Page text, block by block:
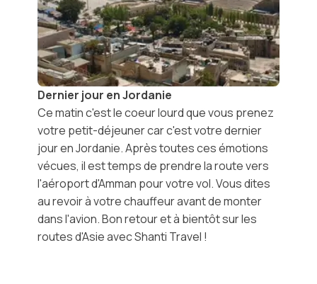
Dernier jour en Jordanie
Ce matin c'est le coeur lourd que vous prenez
votre petit-déjeuner car c'est votre dernier
jour en Jordanie. Après toutes ces émotions
vécues, il est temps de prendre la route vers
l'aéroport d'Amman pour votre vol. Vous dites
au revoir à votre chauffeur avant de monter
dans l'avion. Bon retour et à bientôt sur les
routes d'Asie avec Shanti Travel !